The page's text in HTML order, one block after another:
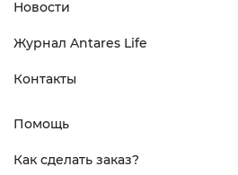
Новости
Журнал Antares Life
Контакты
Помощь
Как сделать заказ?